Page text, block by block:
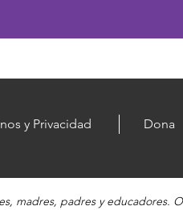
y Privacidad Dona
madres, padres y educadores.